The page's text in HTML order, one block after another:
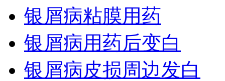
银屑病粘膜用药
银屑病用药后变白
银屑病皮损周边发白